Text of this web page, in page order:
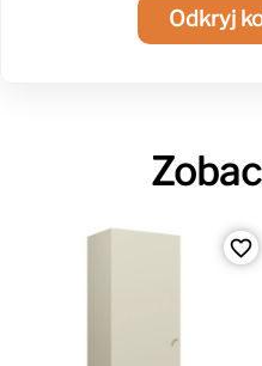
Odkryj
favorite_border